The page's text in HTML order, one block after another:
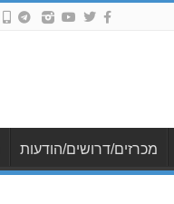
מכרזים/דרושים/הודעות